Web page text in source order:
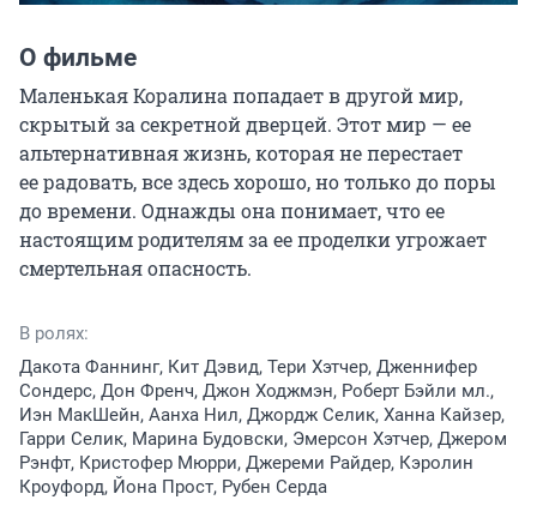
О фильме
Маленькая Коралина попадает в другой мир,
скрытый за секретной дверцей. Этот мир — ее
альтернативная жизнь, которая не перестает
ее радовать, все здесь хорошо, но только до поры
до времени. Однажды она понимает, что ее
настоящим родителям за ее проделки угрожает
смертельная опасность.
В ролях:
Дакота Фаннинг, Кит Дэвид, Тери Хэтчер, Дженнифер
Сондерс, Дон Френч, Джон Ходжмэн, Роберт Бэйли мл.,
Иэн МакШейн, Аанха Нил, Джордж Селик, Ханна Кайзер,
Гарри Селик, Марина Будовски, Эмерсон Хэтчер, Джером
Рэнфт, Кристофер Мюрри, Джереми Райдер, Кэролин
Кроуфорд, Йона Прост, Рубен Серда